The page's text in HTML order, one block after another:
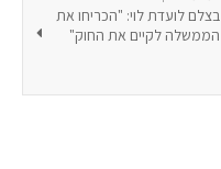
בצלם לועדת לוי: "הכריחו את
הממשלה לקיים את החוק"